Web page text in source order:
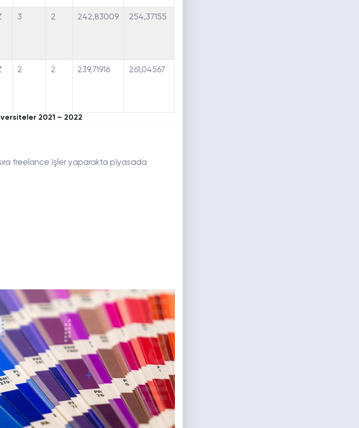
3 2 242,83009 254,37155
2 2 239,71916 261,04567
2021 – 2022
freelance işler yaparakta piyasada